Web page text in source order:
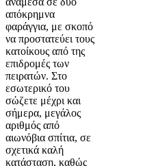
απόκρημνα
φαράγγια, με σκοπό
να προστατεύει τους
κατοίκους από της
επιδρομές των
πειρατών. Στο
εσωτερικό του
σώζετε μέχρι και
σήμερα, μεγάλος
αριθμός από
αιωνόβια σπίτια, σε
σχετικά καλή
κατάσταση, καθώς